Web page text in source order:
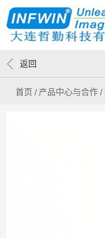
首页 / 产品中心与合作 /
返回